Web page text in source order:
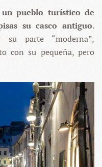
un pueblo turístico de
su casco antiguo.
parte “moderna”,
con su pequeña, pero